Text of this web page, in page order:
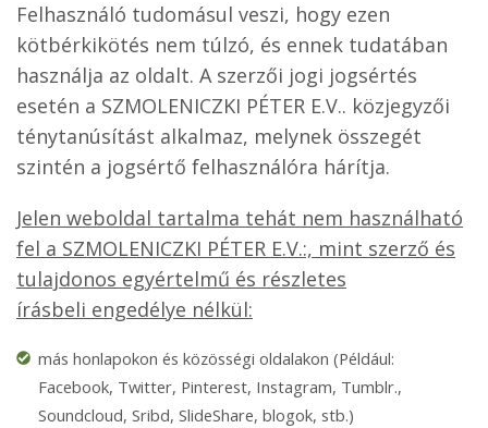
Felhasználó tudomásul veszi, hogy ezen
kötbérkikötés nem túlzó, és ennek tudatában
használja az oldalt. A szerzői jogi jogsértés
esetén a SZMOLENICZKI PÉTER E.V.. közjegyzői
ténytanúsítást alkalmaz, melynek összegét
szintén a jogsértő felhasználóra hárítja.
Jelen weboldal tartalma tehát nem használható
fel a SZMOLENICZKI PÉTER E.V.:, mint szerző és
tulajdonos egyértelmű és részletes
írásbeli engedélye nélkül:
más honlapokon és közösségi oldalakon (Például:
Facebook, Twitter, Pinterest, Instagram, Tumblr.,
Soundcloud, Sribd, SlideShare, blogok, stb.)